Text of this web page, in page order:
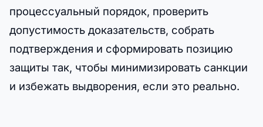
процессуальный порядок, проверить
допустимость доказательств, собрать
подтверждения и сформировать позицию
защиты так, чтобы минимизировать санкции
и избежать выдворения, если это реально.